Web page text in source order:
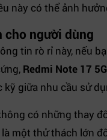
này có thể ảnh
cho người dùng
tin rò rỉ này, nếu
Redmi Note 17 5G
kỹ giữa nhu cầu sử
có những thay
một thử thách lớn